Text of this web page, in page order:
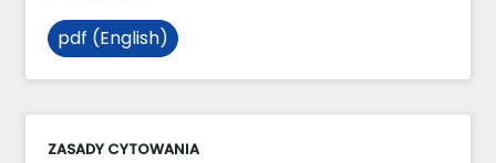
pdf (English)
ZASADY CYTOWANIA